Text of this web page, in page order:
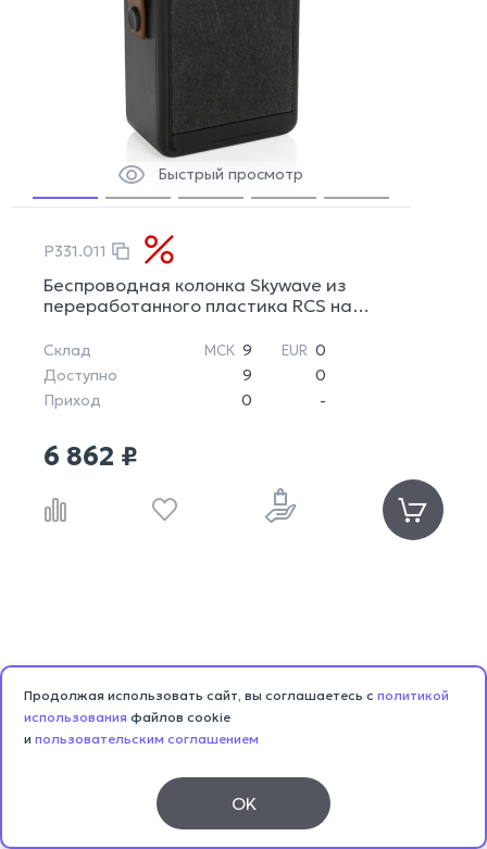
Быстрый просмотр
P331.011
Беспроводная колонка Skywave из
переработанного пластика RCS на
Склад МСК 9 EUR 0
Доступно
9
0
Приход
0 -
6 862 ₽
Продолжая использовать сайт, вы соглашаетесь с политикой
использования файлов cookie
и пользовательским соглашением
OK